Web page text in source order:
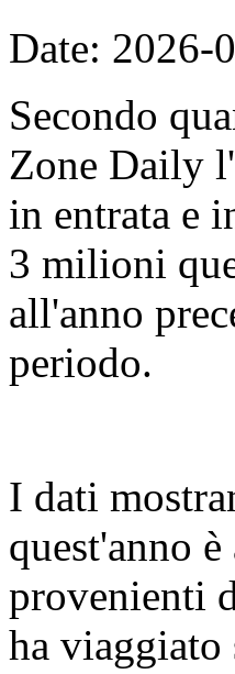
Date: 2026-
Secondo
Zone Daily
in entrata e
3 milioni
all'anno
periodo.
I dati
quest'anno
provenienti
ha viaggiato